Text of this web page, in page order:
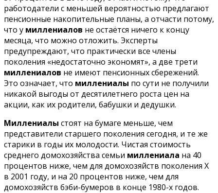
работодатели с меньшей вероятностью предлагают
пенсионные накопительные планы, а отчасти потому,
что у миллениалов не остаётся ничего к концу
месяца, что можно отложить. Эксперты
предупреждают, что практически все члены
поколения «недостаточно экономят», а две трети
миллениалов не имеют пенсионных сбережений.
Это означает, что миллениалы по сути не получили
никакой выгоды от десятилетнего роста цен на
акции, как их родители, бабушки и дедушки.
Миллениалы стоят на бумаге меньше, чем
представители старшего поколения сегодня, и те же
старики в годы их молодости. Чистая стоимость
среднего домохозяйства семьи миллениала на 40
процентов ниже, чем для домохозяйств поколения X
в 2001 году, и на 20 процентов ниже, чем для
домохозяйств бэби-бумеров в конце 1980-х годов.